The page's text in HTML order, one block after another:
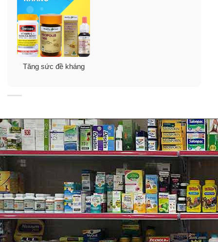
➤ Phù hợp cho lối sống năng động và bận rộn
sung dinh dưỡng cho nhu cầu thể chất và tinh thần
hàng ngày.
➤ Cải thiện sự tập trung của bạn
vitamin tổng hợp và khoáng chất để giữ cho tâm trí của
và khoáng chất để tăng sức chịu đựng và chống lại
căng thẳng.
➤ Liều sủi bọt này thích hợp dùng hàng ngày– có
thể được sử dụng như cách bổ sung chế độ ăn uống
hàng ngày.
➤ Dễ sử dụng– hòa tan viên sủi trong ly nước. Hương
vị tuyệt vời dễ uống. Dễ dàng phù hợp để mang theo
trong ba lô và túi xách, thậm chí là túi quần áo.
Tăng sức đề kháng